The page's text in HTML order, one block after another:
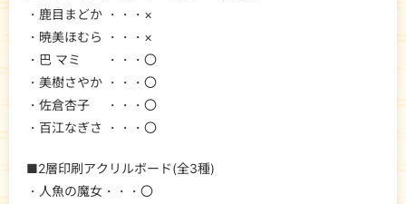
・鹿目まどか ・・・×
・暁美ほむら ・・・×
・巴 マミ ・・・〇
・美樹さやか ・・・〇
・佐倉杏子 ・・・〇
・百江なぎさ ・・・〇
■2層印刷アクリルボード(全3種)
・人魚の魔女・・・〇